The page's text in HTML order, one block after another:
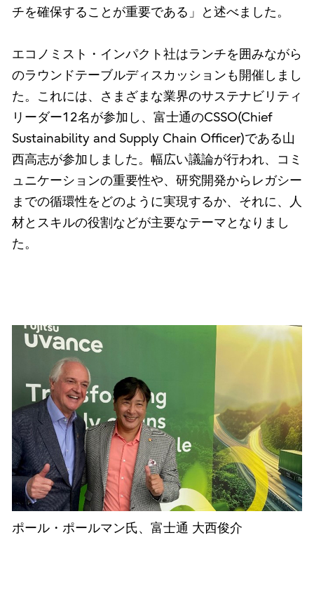
チを確保することが重要である」と述べました。
エコノミスト・インパクト社はランチを囲みながら
のラウンドテーブルディスカッションも開催しまし
た。これには、さまざまな業界のサステナビリティ
リーダー12名が参加し、富士通のCSSO(Chief
Sustainability and Supply Chain Officer)である山
西高志が参加しました。幅広い議論が行われ、コミ
ュニケーションの重要性や、研究開発からレガシー
までの循環性をどのように実現するか、それに、人
材とスキルの役割などが主要なテーマとなりまし
た。
ポール・ポールマン氏、富士通 大西俊介